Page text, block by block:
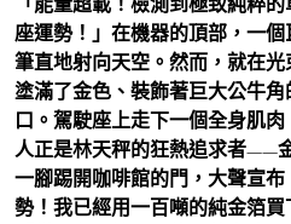
座運勢！」在機器的頂部，一
筆直地射向天空。然而，就在
塗滿了金色、裝飾著巨大公牛
口。駕駛座上走下一個全身肌
人正是林天秤的狂熱追求者——
一腳踢開咖啡館的門，大聲宣
勢！我已經用一百噸的純金箔買